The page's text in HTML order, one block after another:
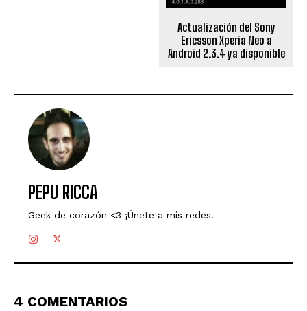
Actualización del Sony
Ericsson Xperia Neo a
Android 2.3.4 ya disponible
PEPU RICCA
Geek de corazón <3 ¡Únete a mis redes!
4 COMENTARIOS